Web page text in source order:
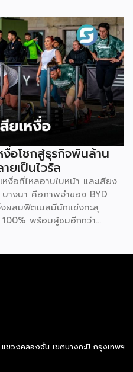
ต่ละแห่งลองผิดลองถูกด้วยงบ
งในผู้บุกเบิกวงการนี้และผู้
ได้ประกาศนโยบาย
นที่สองเพิ่มเติมจากโบนัสปกติ
าใส่ใจสุขภาพอย่างจริงจัง และ
ม่ที่ขับเคลื่อนด้วยคุณภาพควบคู่
ขับเคลื่อนผ่านโครงการ
ซึ่งเปิดให้พนักงาน
ดผลจากการเปลี่ยนแปลง
วงต้นปีและปลายปี เปิดโอกาส
กัน ไม่ว่าจะเป็นกลุ่มผู้เริ่มต้นที่
กสุขภาพที่สามารถรักษา
ะเมินจะมุ่งเน้นไปที่การป้องกัน
บคลุม 3 ด้าน 6 ตัวชี้วัด ได้แก่
มดุลระหว่างไขมันสะสมกับไข
ด (Triglyceride-to-HDL
ภายในช่องท้อง (Visceral Fat
ชนิดไขมันไม่ดี (LDL) 2.ด้าน
งื่อโชกสู่ธุรกิจพันล้าน
ยเป็นไวรัล
งื่อที่ไหลอาบใบหน้า และเสียง
างนา คือภาพจำของ BYD
ผสมฟิตเนสมีนักแข่งทะลุ
พร้อมผู้ชมอีกกว่า
มิทัศน์ของอุตสาหกรรม
อกาสทางธุรกิจมหาศาลให้กับผู้
นมาตรฐานเดียวกันทั่วโลก
จุด ระยะทางรวม 8
ขวงคลองจั่น เขตบางกะปิ กรุงเทพฯ